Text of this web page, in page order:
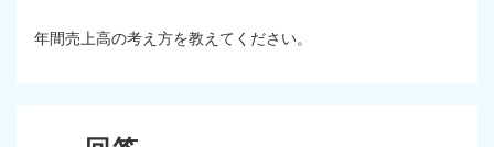
年間売上高の考え方を教えてください。